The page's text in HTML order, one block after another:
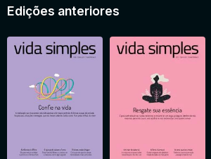
Edições anteriores